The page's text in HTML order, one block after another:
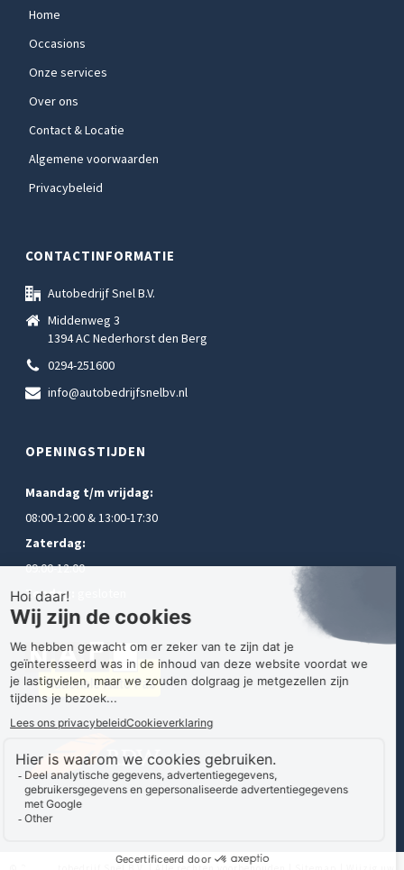
Home
Occasions
Onze services
Over ons
Contact & Locatie
Algemene voorwaarden
Privacybeleid
CONTACTINFORMATIE
Autobedrijf Snel B.V.
Middenweg 3
1394 AC Nederhorst den Berg
0294-251600
info@autobedrijfsnelbv.nl
OPENINGSTIJDEN
Maandag t/m vrijdag:
08:00-12:00 & 13:00-17:30
Zaterdag:
09:00-12:00
Zondag: